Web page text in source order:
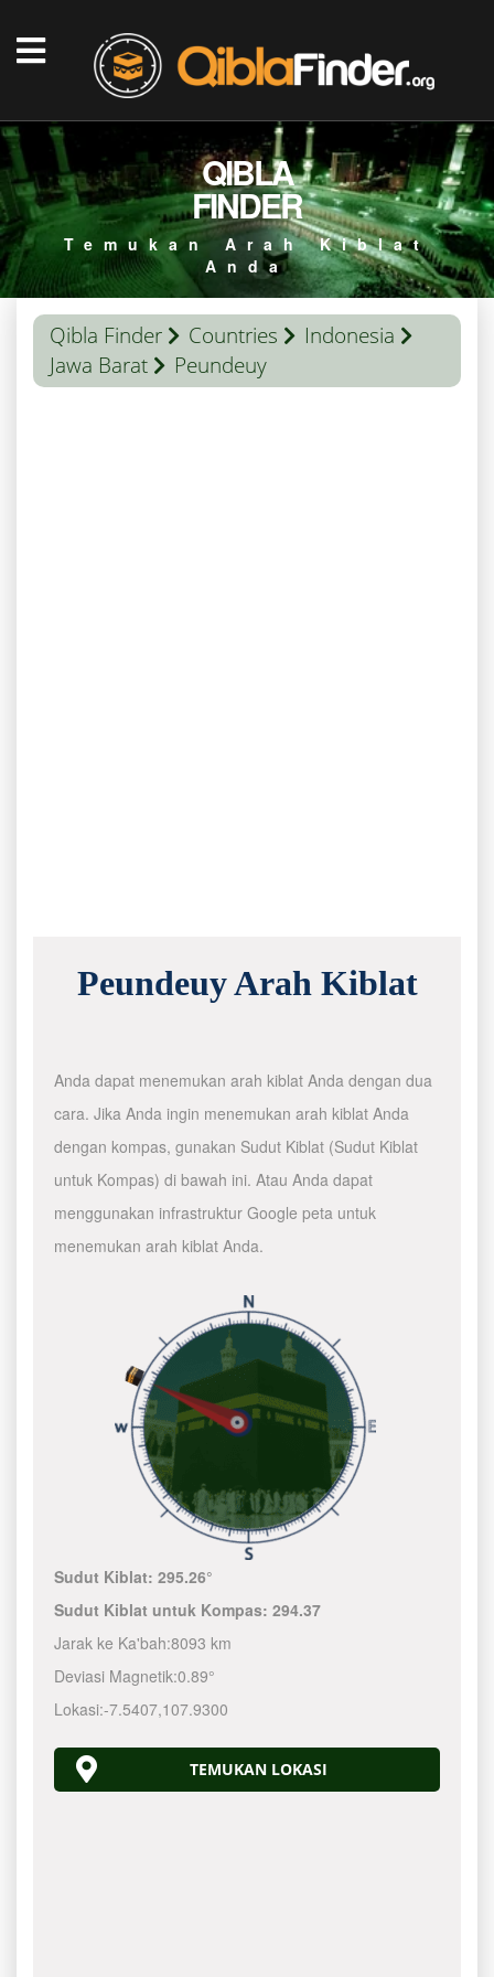
QIBLA
FINDER
Temukan Arah Kiblat
Anda
Qibla Finder Countries
Indonesia
Jawa Barat
Peundeuy
Peundeuy Arah Kiblat
Anda dapat menemukan arah kiblat Anda dengan dua
cara. Jika Anda ingin menemukan arah kiblat Anda
dengan kompas, gunakan Sudut Kiblat (Sudut Kiblat
untuk Kompas) di bawah ini. Atau Anda dapat
menggunakan infrastruktur Google peta untuk
menemukan arah kiblat Anda.
Sudut Kiblat:295.26°
Sudut Kiblat untuk Kompas:294.37
Jarak ke Ka'bah:8093 km
Deviasi Magnetik:0.89°
Lokasi:-7.5407,107.9300
TEMUKAN LOKASI